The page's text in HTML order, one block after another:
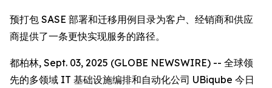
预打包 SASE 部署和迁移用例目录为客户、经销商和供应
商提供了一条更快实现服务的路径。
都柏林, Sept. 03, 2025 (GLOBE NEWSWIRE) -- 全球领
先的多领域 IT 基础设施编排和自动化公司 UBiqube 今日